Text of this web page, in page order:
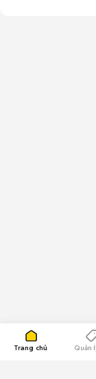
Trang chủ Quản